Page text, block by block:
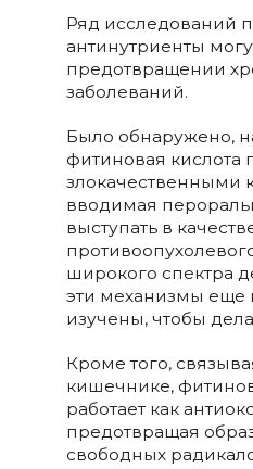
Ряд исследований
антинутриенты
предотвращении
заболеваний.
Было обнаружено,
фитиновая кислота
злокачественными
вводимая
выступать в
широкого спектра
эти механизмы еще
изучены, чтобы
Кроме того,
кишечнике,
работает как
предотвращая
свободных